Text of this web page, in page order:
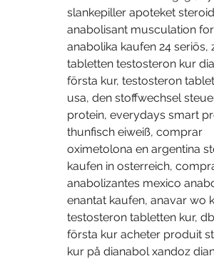
slankepiller apoteket
anabolisant musculation
anabolika kaufen 24 seriös,
tabletten testosteron kur
första kur, testosteron
usa, den stoffwechsel
protein, everydays smart
thunfisch eiweiß, comprar
oximetolona en argentina
kaufen in osterreich,
anabolizantes mexico
enantat kaufen, anavar wo
testosteron tabletten kur,
första kur acheter produit
kur på dianabol xandoz